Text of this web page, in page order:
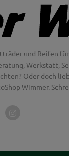
und Reifen
Werkstatt,
Oder doch
Wimmer.